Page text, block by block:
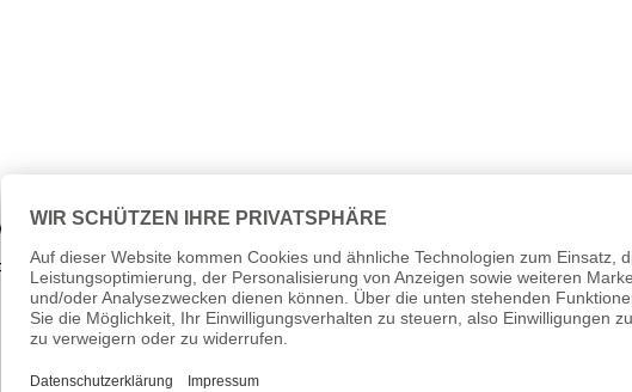
vor dem 13.12.2024 erstmalig in der EU in Verkehr gebracht.